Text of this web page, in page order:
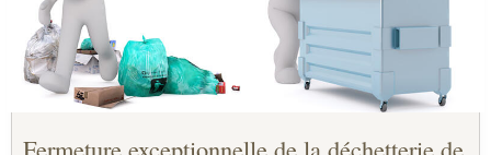
Fermeture exceptionnelle de la déchetterie de